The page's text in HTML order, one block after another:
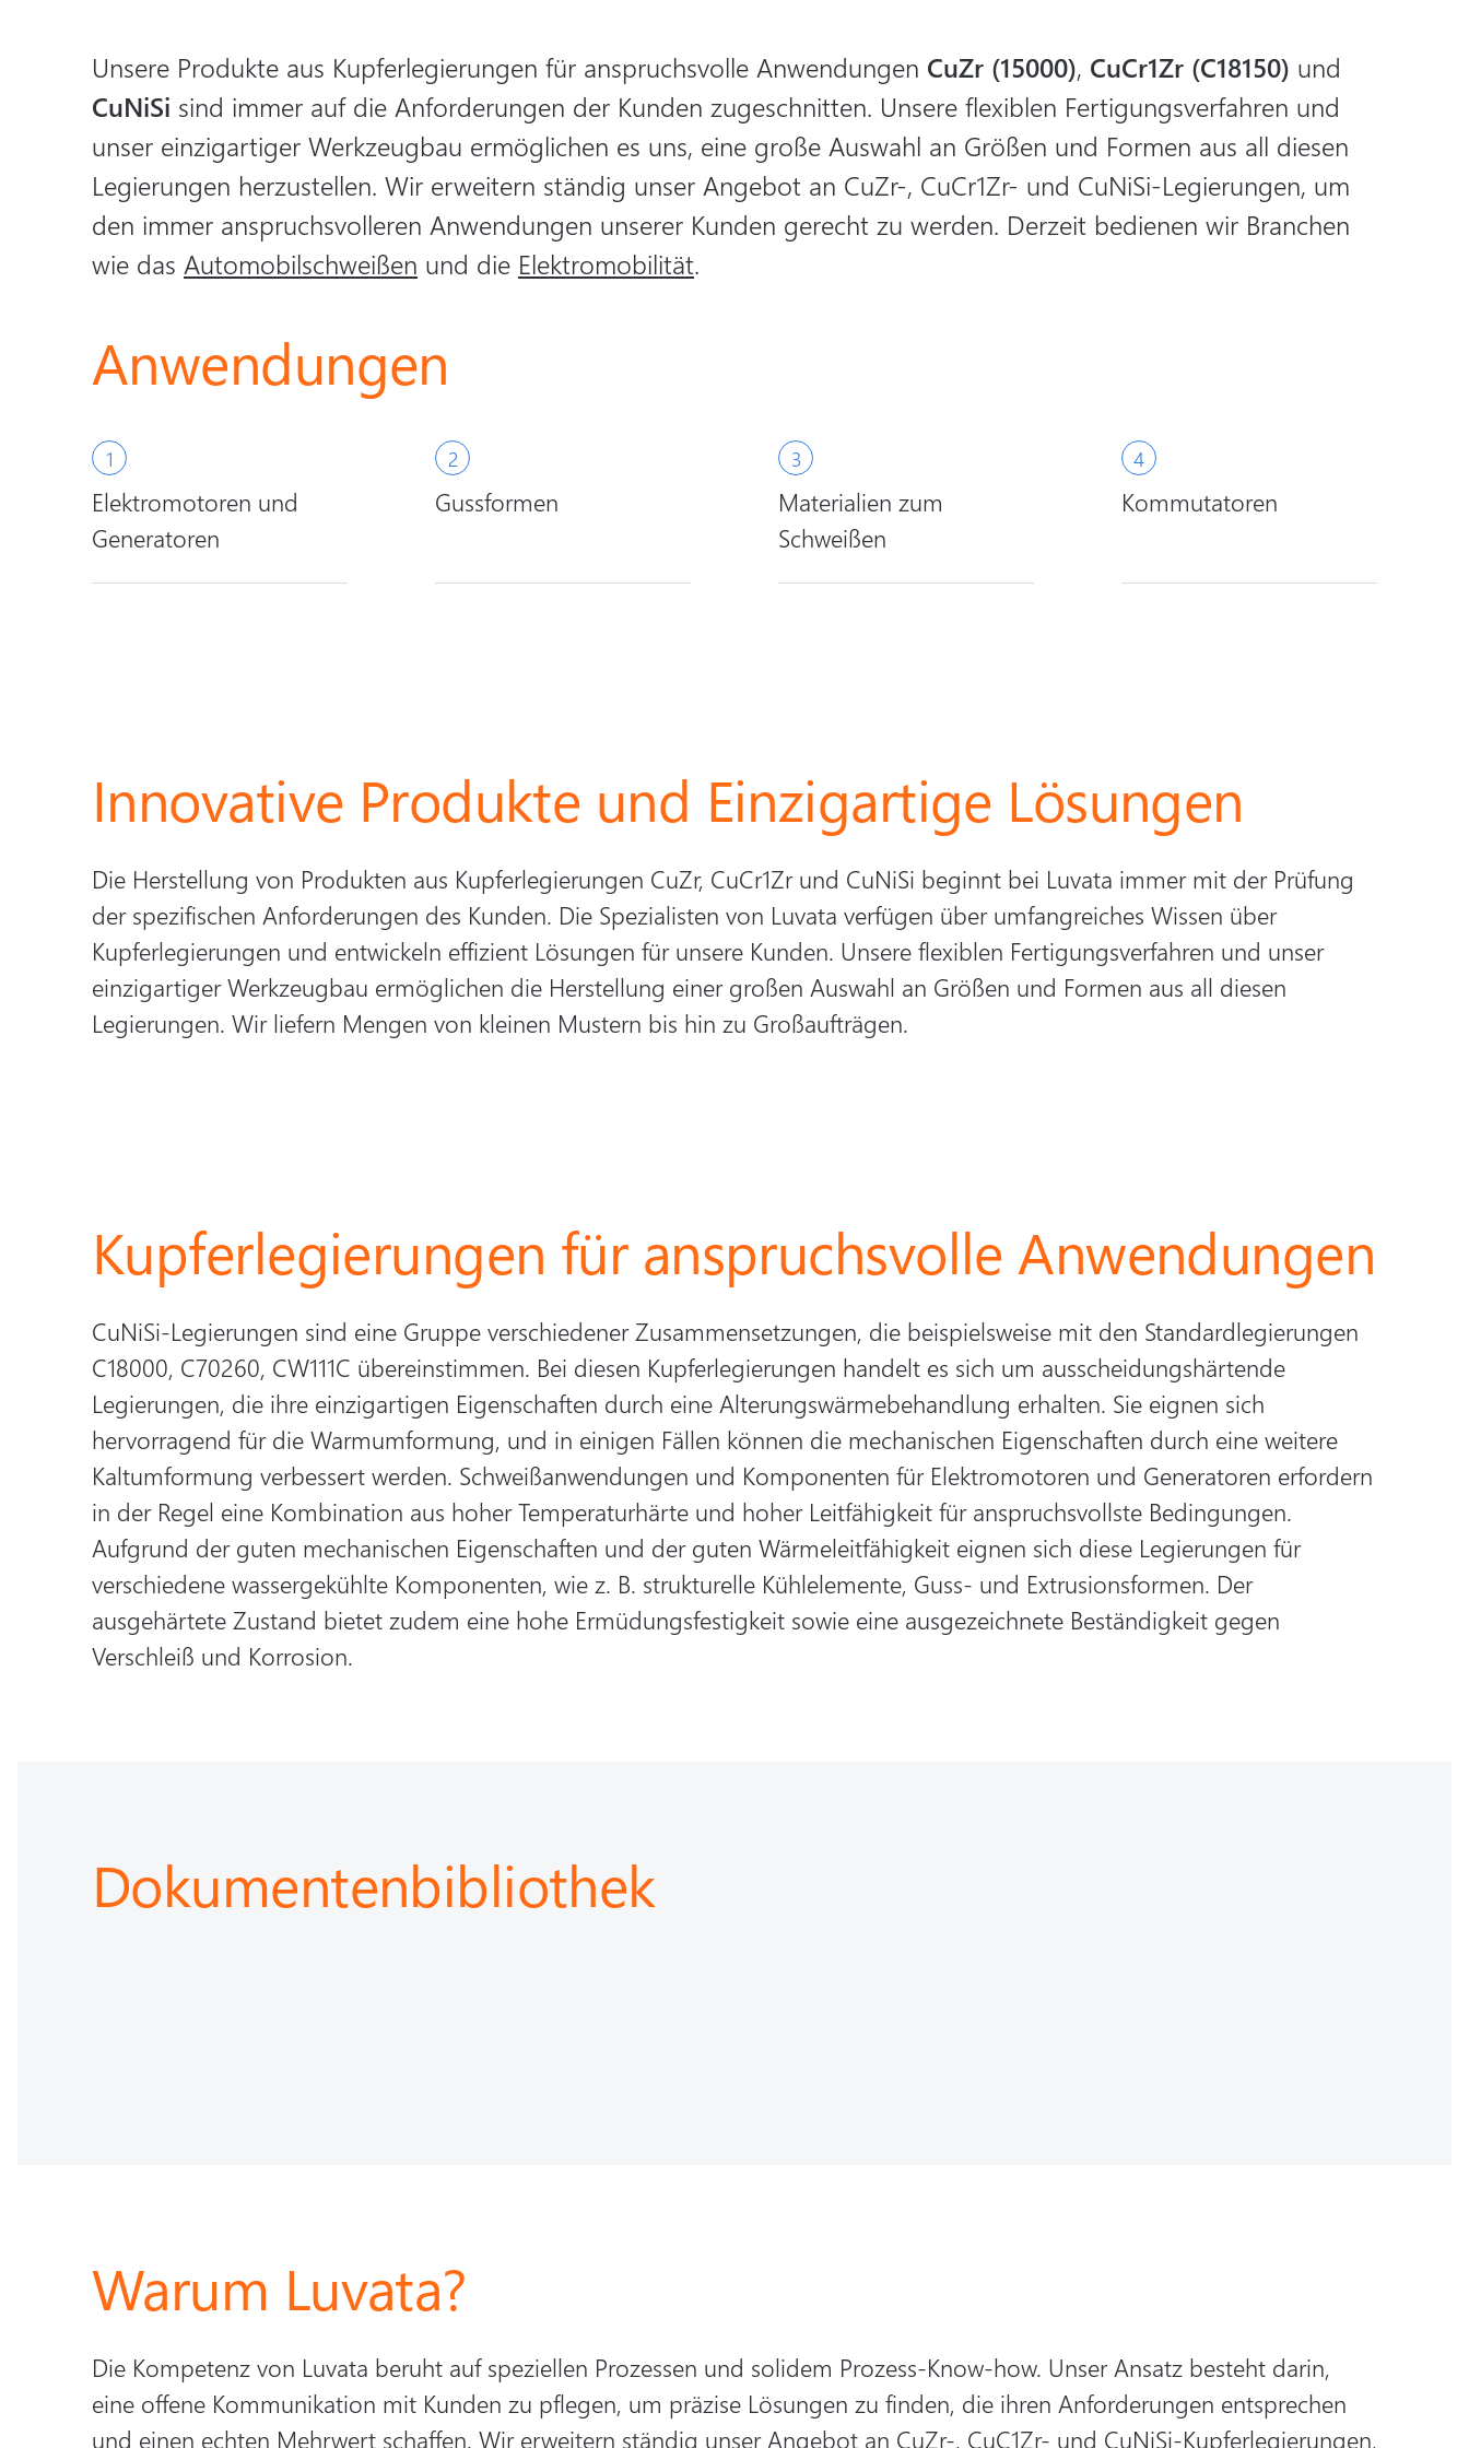
Unsere Produkte aus Kupferlegierungen für anspruchsvolle Anwendungen CuZr (15000), CuCr1Zr (C18150) und
CuNiSi sind immer auf die Anforderungen der Kunden zugeschnitten. Unsere flexiblen Fertigungsverfahren und
unser einzigartiger Werkzeugbau ermöglichen es uns, eine große Auswahl an Größen und Formen aus all diesen
Legierungen herzustellen. Wir erweitern ständig unser Angebot an CuZr-, CuCr1Zr- und CuNiSi-Legierungen, um
den immer anspruchsvolleren Anwendungen unserer Kunden gerecht zu werden. Derzeit bedienen wir Branchen
wie das Automobilschweißen und die Elektromobilität.
Anwendungen
Elektromotoren und
Generatoren
Gussformen
Materialien zum
Schweißen
Kommutatoren
Innovative Produkte und Einzigartige Lösungen
Die Herstellung von Produkten aus Kupferlegierungen CuZr, CuCr1Zr und CuNiSi beginnt bei Luvata immer mit der Prüfung
der spezifischen Anforderungen des Kunden. Die Spezialisten von Luvata verfügen über umfangreiches Wissen über
Kupferlegierungen und entwickeln effizient Lösungen für unsere Kunden. Unsere flexiblen Fertigungsverfahren und unser
einzigartiger Werkzeugbau ermöglichen die Herstellung einer großen Auswahl an Größen und Formen aus all diesen
Legierungen. Wir liefern Mengen von kleinen Mustern bis hin zu Großaufträgen.
Kupferlegierungen für anspruchsvolle Anwendungen
CuNiSi-Legierungen sind eine Gruppe verschiedener Zusammensetzungen, die beispielsweise mit den Standardlegierungen
C18000, C70260, CW111C übereinstimmen. Bei diesen Kupferlegierungen handelt es sich um ausscheidungshärtende
Legierungen, die ihre einzigartigen Eigenschaften durch eine Alterungswärmebehandlung erhalten. Sie eignen sich
hervorragend für die Warmumformung, und in einigen Fällen können die mechanischen Eigenschaften durch eine weitere
Kaltumformung verbessert werden. Schweißanwendungen und Komponenten für Elektromotoren und Generatoren erfordern
in der Regel eine Kombination aus hoher Temperaturhärte und hoher Leitfähigkeit für anspruchsvollste Bedingungen.
Aufgrund der guten mechanischen Eigenschaften und der guten Wärmeleitfähigkeit eignen sich diese Legierungen für
verschiedene wassergekühlte Komponenten, wie z. B. strukturelle Kühlelemente, Guss- und Extrusionsformen. Der
ausgehärtete Zustand bietet zudem eine hohe Ermüdungsfestigkeit sowie eine ausgezeichnete Beständigkeit gegen
Verschleiß und Korrosion.
Dokumentenbibliothek
Warum Luvata?
Die Kompetenz von Luvata beruht auf speziellen Prozessen und solidem Prozess-Know-how. Unser Ansatz besteht darin,
eine offene Kommunikation mit Kunden zu pflegen, um präzise Lösungen zu finden, die ihren Anforderungen entsprechen
und einen echten Mehrwert schaffen. Wir erweitern ständig unser Angebot an CuZr-, CuC1Zr- und CuNiSi-Kupferlegierungen,